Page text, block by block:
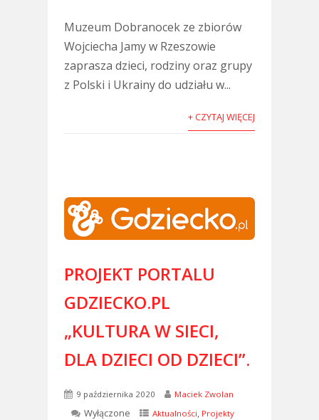
Muzeum Dobranocek ze zbiorów
Wojciecha Jamy w Rzeszowie
zaprasza dzieci, rodziny oraz grupy
z Polski i Ukrainy do udziału w...
+ CZYTAJ WIĘCEJ
PROJEKT PORTALU
GDZIECKO.PL
„KULTURA W SIECI,
DLA DZIECI OD DZIECI”.
9 października 2020 Maciek Zwolan
Wyłączone Aktualności, Projekty